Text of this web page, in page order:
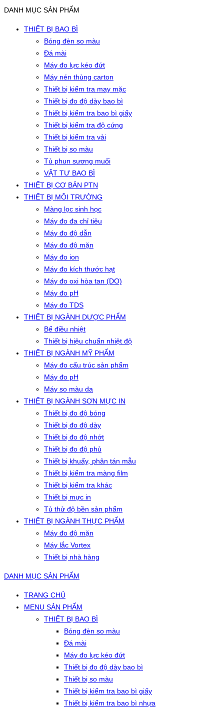
DANH MỤC SẢN PHẨM
THIẾT BỊ BAO BÌ
Bóng đèn so màu
Đá mài
Máy đo lực kéo đứt
Máy nén thùng carton
Thiết bị kiểm tra may mặc
Thiết bị đo độ dày bao bì
Thiết bị kiểm tra bao bì giấy
Thiết bị kiểm tra độ cứng
Thiết bị kiểm tra vải
Thiết bị so màu
Tủ phun sương muối
VẬT TƯ BAO BÌ
THIẾT BỊ CƠ BẢN PTN
THIẾT BỊ MÔI TRƯỜNG
Màng lọc sinh học
Máy đo đa chỉ tiêu
Máy đo độ dẫn
Máy đo độ mặn
Máy đo ion
Máy đo kích thước hạt
Máy đo oxi hòa tan (DO)
Máy đo pH
Máy đo TDS
THIẾT BỊ NGÀNH DƯỢC PHẨM
Bể điều nhiệt
Thiết bị hiệu chuẩn nhiệt độ
THIẾT BỊ NGÀNH MỸ PHẨM
Máy đo cấu trúc sản phẩm
Máy đo pH
Máy so màu da
THIẾT BỊ NGÀNH SƠN MỰC IN
Thiết bị đo độ bóng
Thiết bị đo độ dày
Thiết bị đo độ nhớt
Thiết bị đo độ phủ
Thiết bị khuấy, phân tán mẫu
Thiết bị kiểm tra màng film
Thiết bị kiểm tra khác
Thiết bị mực in
Tủ thử độ bền sản phẩm
THIẾT BỊ NGÀNH THỰC PHẨM
Máy đo độ mặn
Máy lắc Vortex
Thiết bị nhà hàng
DANH MỤC SẢN PHẨM
TRANG CHỦ
MENU SẢN PHẨM
THIẾT BỊ BAO BÌ
Bóng đèn so màu
Đá mài
Máy đo lực kéo đứt
Thiết bị đo độ dày bao bì
Thiết bị so màu
Thiết bị kiểm tra bao bì giấy
Thiết bị kiểm tra bao bì nhựa